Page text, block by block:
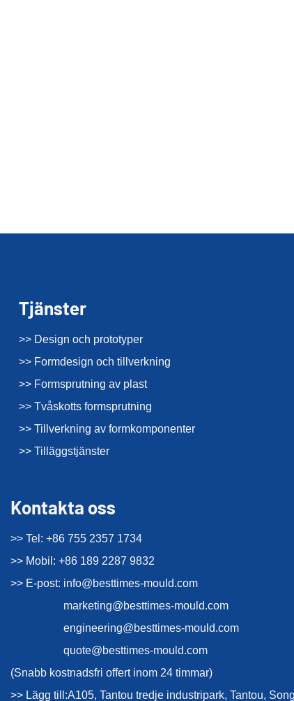
Tjänster
>> Design och prototyper
>> Formdesign och tillverkning
>> Formsprutning av plast
>> Tvåskotts formsprutning
>> Tillverkning av formkomponenter
>> Tilläggstjänster
Kontakta oss
>> Tel: +86 755 2357 1734
>> Mobil: +86 189 2287 9832
>> E-post: info@besttimes-mould.com
marketing@besttimes-mould.com
engineering@besttimes-mould.com
quote@besttimes-mould.com
(Snabb kostnadsfri offert inom 24 timmar)
>> Lägg till:A105, Tantou tredje industripark, Tantou,